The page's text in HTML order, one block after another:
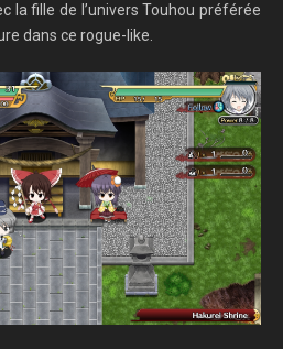
la fille de l’univers Touhou préférée
dans ce rogue-like.